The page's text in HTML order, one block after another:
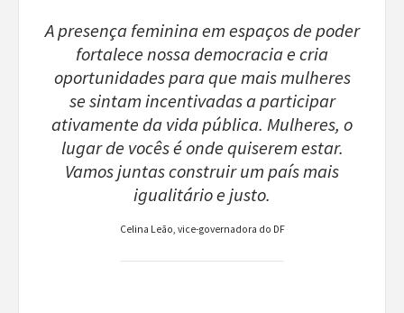
A presença feminina em espaços de poder
fortalece nossa democracia e cria
oportunidades para que mais mulheres
se sintam incentivadas a participar
ativamente da vida pública. Mulheres, o
lugar de vocês é onde quiserem estar.
Vamos juntas construir um país mais
igualitário e justo.
Celina Leão, vice-governadora do DF